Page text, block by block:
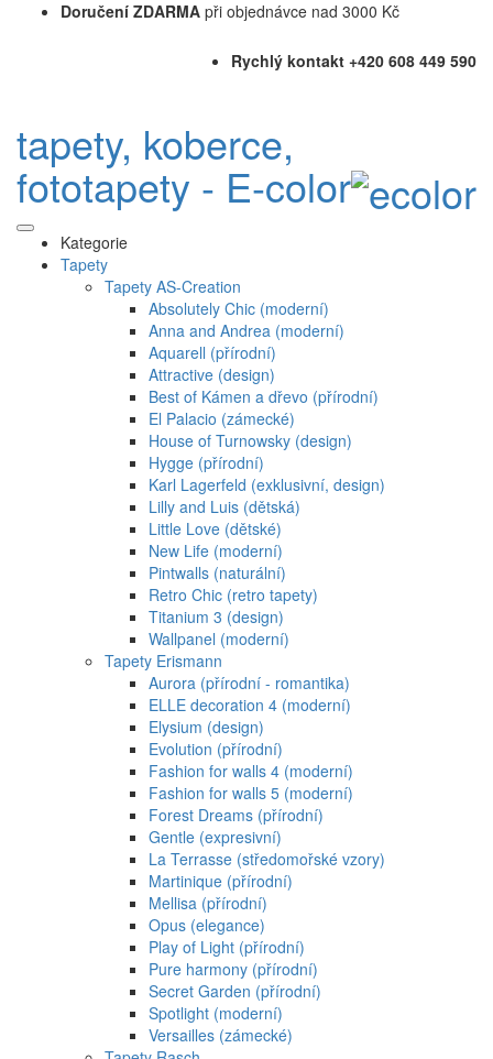
Doručení ZDARMA při objednávce nad 3000 Kč
Rychlý kontakt +420 608 449 590
tapety, koberce,
fototapety - E-color
Kategorie
Tapety
Tapety AS-Creation
Absolutely Chic (moderní)
Anna and Andrea (moderní)
Aquarell (přírodní)
Attractive (design)
Best of Kámen a dřevo (přírodní)
El Palacio (zámecké)
House of Turnowsky (design)
Hygge (přírodní)
Karl Lagerfeld (exklusivní, design)
Lilly and Luis (dětská)
Little Love (dětské)
New Life (moderní)
Pintwalls (naturální)
Retro Chic (retro tapety)
Titanium 3 (design)
Wallpanel (moderní)
Tapety Erismann
Aurora (přírodní - romantika)
ELLE decoration 4 (moderní)
Elysium (design)
Evolution (přírodní)
Fashion for walls 4 (moderní)
Fashion for walls 5 (moderní)
Forest Dreams (přírodní)
Gentle (expresivní)
La Terrasse (středomořské vzory)
Martinique (přírodní)
Mellisa (přírodní)
Opus (elegance)
Play of Light (přírodní)
Pure harmony (přírodní)
Secret Garden (přírodní)
Spotlight (moderní)
Versailles (zámecké)